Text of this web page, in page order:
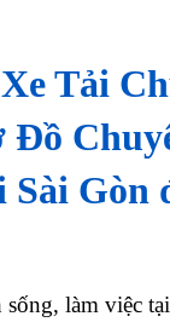
Tải
Đồ
Sài Gòn
sống, làm việc